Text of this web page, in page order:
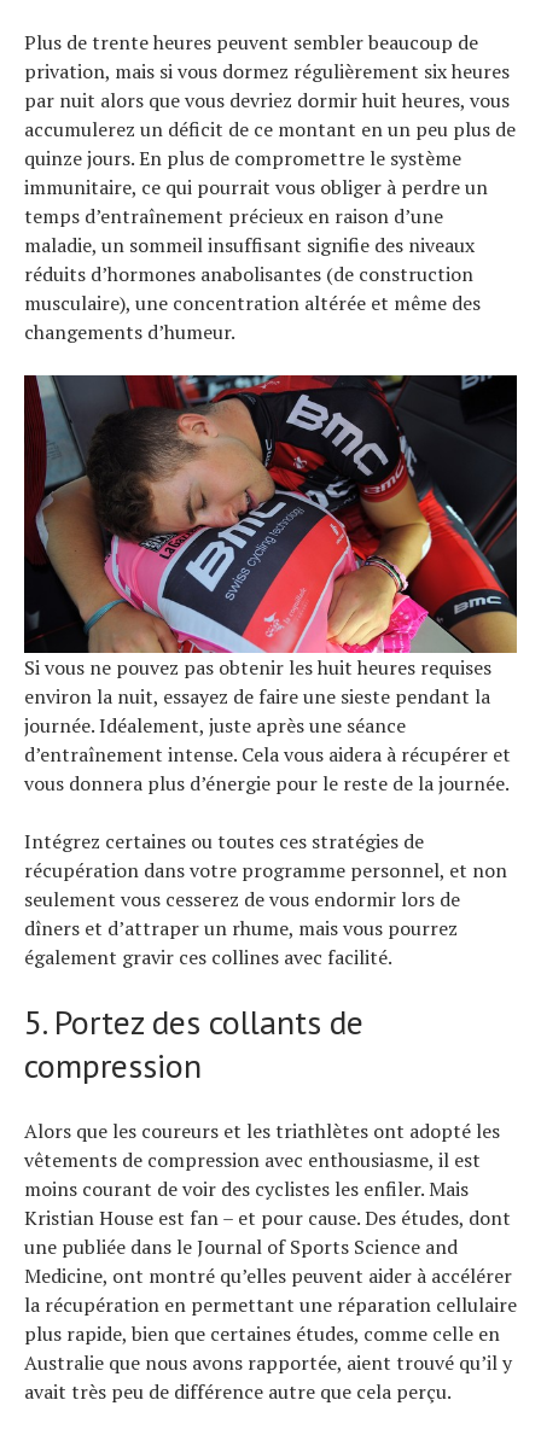
Plus de trente heures peuvent sembler beaucoup de
privation, mais si vous dormez régulièrement six heures
par nuit alors que vous devriez dormir huit heures, vous
accumulerez un déficit de ce montant en un peu plus de
quinze jours. En plus de compromettre le système
immunitaire, ce qui pourrait vous obliger à perdre un
temps d’entraînement précieux en raison d’une
maladie, un sommeil insuffisant signifie des niveaux
réduits d’hormones anabolisantes (de construction
musculaire), une concentration altérée et même des
changements d’humeur.
Si vous ne pouvez pas obtenir les huit heures requises
environ la nuit, essayez de faire une sieste pendant la
journée. Idéalement, juste après une séance
d’entraînement intense. Cela vous aidera à récupérer et
vous donnera plus d’énergie pour le reste de la journée.
Intégrez certaines ou toutes ces stratégies de
récupération dans votre programme personnel, et non
seulement vous cesserez de vous endormir lors de
dîners et d’attraper un rhume, mais vous pourrez
également gravir ces collines avec facilité.
5. Portez des collants de
compression
Alors que les coureurs et les triathlètes ont adopté les
vêtements de compression avec enthousiasme, il est
moins courant de voir des cyclistes les enfiler. Mais
Kristian House est fan – et pour cause. Des études, dont
une publiée dans le Journal of Sports Science and
Medicine, ont montré qu’elles peuvent aider à accélérer
la récupération en permettant une réparation cellulaire
plus rapide, bien que certaines études, comme celle en
Australie que nous avons rapportée, aient trouvé qu’il y
avait très peu de différence autre que cela perçu.